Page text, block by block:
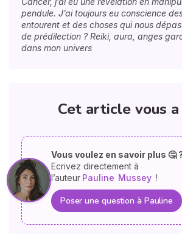
pendule. J’ai toujours eu conscience
entourent et des choses qui nous
de prédilection ? Reiki, aura, anges
dans mon univers
Cet article vous a
Vous voulez en savoir plus 🤔
Ecrivez directement à
l’auteur Pauline Mussey !
Poser une question à Pauline